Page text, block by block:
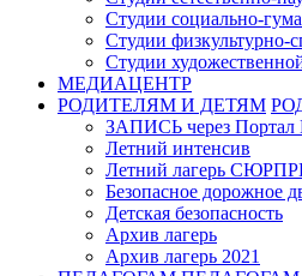
Студии социально-
Студии физкультурно-
Студии
МЕДИАЦЕНТР
РОДИТЕЛЯМ И ДЕТЯМ
ЗАПИСЬ через
Летний интенсив
Летний лагерь
Безопасное дорожное
Детская безопасность
Архив лагерь
Архив лагерь 2021